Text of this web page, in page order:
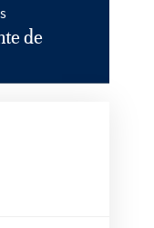
de